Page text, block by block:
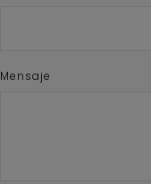
Mensaje